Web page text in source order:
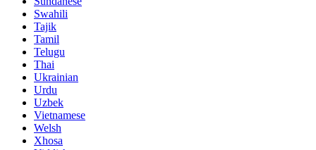
Swahili
Tajik
Tamil
Telugu
Thai
Ukrainian
Urdu
Uzbek
Vietnamese
Welsh
Xhosa